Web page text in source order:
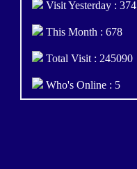
Visit Yesterday : 374
This Month : 678
Total Visit : 245090
Who's Online : 5